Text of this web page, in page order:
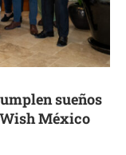
sueños
México